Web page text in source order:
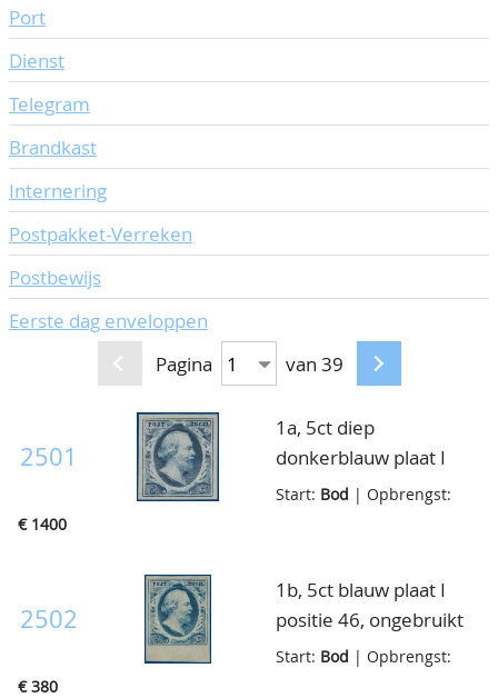
Port
Dienst
Telegram
Brandkast
Internering
Postpakket-Verreken
Postbewijs
Eerste dag enveloppen
Pagina
van 39
2501
1a, 5ct diep
donkerblauw plaat I
positie 69, postfris met
positienummer met
potlood op gom gezet
overigens zeer fris luxe
ex., cert. NKD
Start: Bod | Opbrengst:
€ 1400
2502
1b, 5ct blauw plaat I
positie 46, ongebruikt
met volledige originele
Start: Bod | Opbrengst:
€ 380